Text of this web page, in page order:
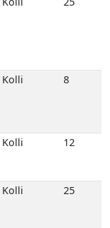
Kolli 8
Kolli 12
Kolli 25